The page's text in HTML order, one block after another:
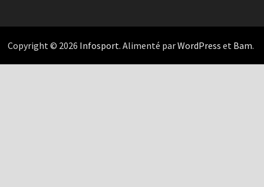
Copyright © 2026 Infosport. Alimenté parWordPress et Bam.